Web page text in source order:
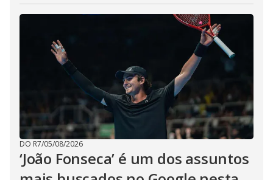
DO R7/05/08/2026
‘João Fonseca’ é um dos assuntos